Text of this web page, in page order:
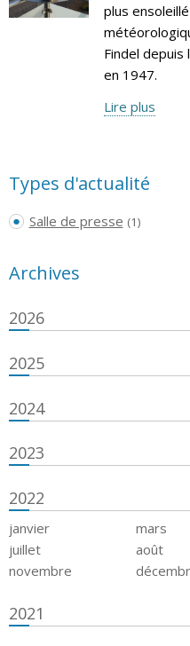
plus
Findel
en 1947.
Lire plus
Types d'actualité
Salle de presse (1)
Archives
2026
2025
2024
2023
2022
janvier mars
juillet
août
novembre
2021